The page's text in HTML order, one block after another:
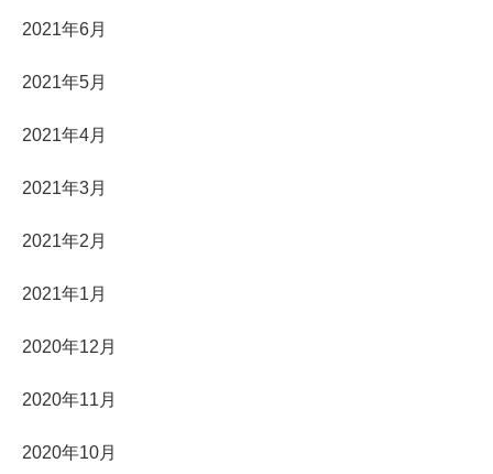
2021年6月
2021年5月
2021年4月
2021年3月
2021年2月
2021年1月
2020年12月
2020年11月
2020年10月